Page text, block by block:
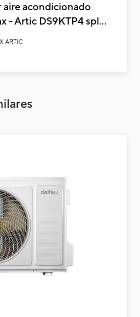
acondicionado
- Artic DS9KTP4 spl...
ARTIC